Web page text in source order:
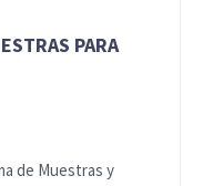
PARA
de Muestras y